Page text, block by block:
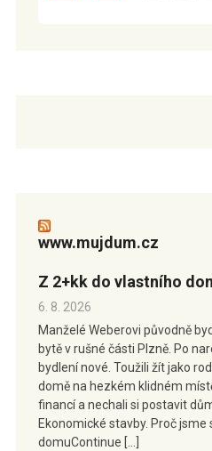
www.mujdum.cz
Z 2+kk do vlastního
6. 8. 2026
Manželé Weberovi původně
bytě v rušné části Plzně. Po
bydlení nové. Toužili žít jako
domě na hezkém klidném
financí a nechali si postavit
Ekonomické stavby. Proč jsme
domuContinue […]